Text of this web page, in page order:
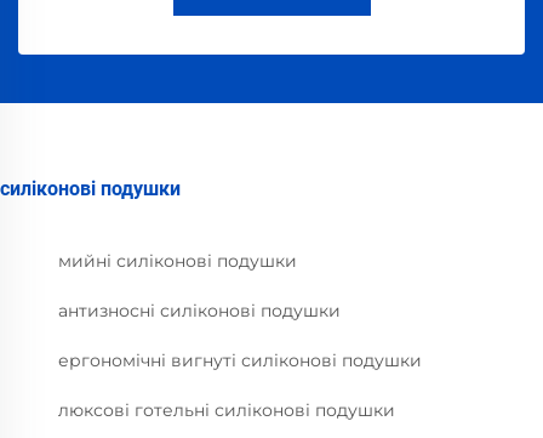
силіконові подушки
мийні силіконові подушки
антизносні силіконові подушки
ергономічні вигнуті силіконові подушки
люксові готельні силіконові подушки